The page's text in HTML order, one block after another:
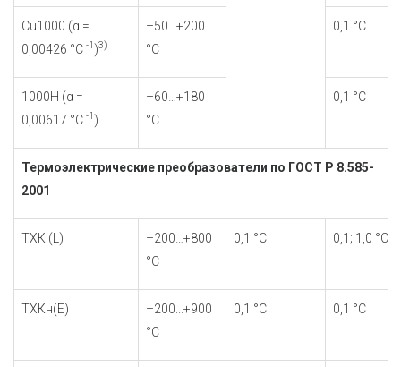
Cu1000 (α =
0,00426 °С -1 )3)
–50…+200
°С
0,1 °С
1000Н (α =
0,00617 °С -1 )
–60…+180
°С
0,1 °С
Термоэлектрические преобразователи по ГОСТ Р 8.585-
2001
TХК (L)
–200…+800
°С
0,1 °С 0,1; 1,0 °С
ТХКн(Е)
–200...+900
°С
0,1 °С 0,1 °С